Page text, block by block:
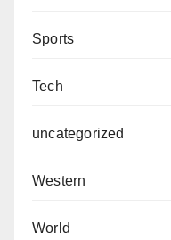
Sports
Tech
uncategorized
Western
World